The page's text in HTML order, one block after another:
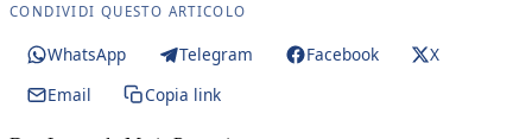
CONDIVIDI QUESTO ARTICOLO
WhatsApp Telegram Facebook
X
Email
Copia link